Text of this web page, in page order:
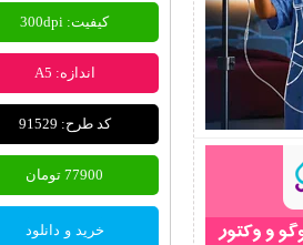
کیفیت: 300dpi
اندازه: A5
کد طرح: 91529
77900 تومان
خرید و دانلود